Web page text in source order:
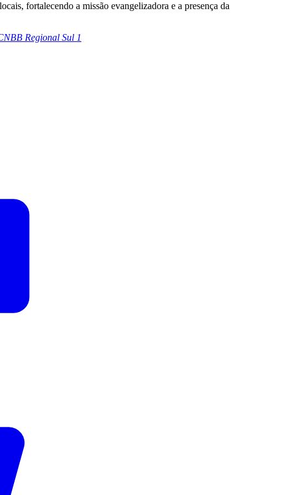
fortalecendo a missão evangelizadora e a presença da
Regional Sul 1